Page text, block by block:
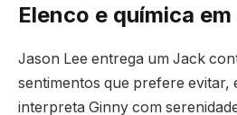
Elenco e química
Jason Lee entrega um Jack
sentimentos que prefere evitar,
interpreta Ginny com